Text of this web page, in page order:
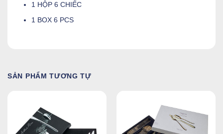
1 HỘP 6 CHIẾC
1 BOX 6 PCS
SẢN PHẨM TƯƠNG TỰ